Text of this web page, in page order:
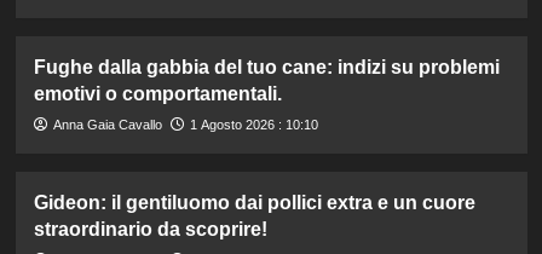
Fughe dalla gabbia del tuo cane: indizi su problemi
emotivi o comportamentali.
Anna Gaia Cavallo 1 Agosto 2026 : 10:10
Gideon: il gentiluomo dai pollici extra e un cuore
straordinario da scoprire!